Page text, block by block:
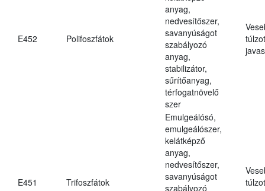
E452 Polifoszfátok
anyag,
nedvesítőszer,
savanyúságot
szabályozó
anyag,
stabilizátor,
sűrítőanyag,
térfogatnövelő
szer
E451 Trifoszfátok
Emulgeálósó,
emulgeálószer,
kelátképző
anyag,
nedvesítőszer,
savanyúságot
szabályozó